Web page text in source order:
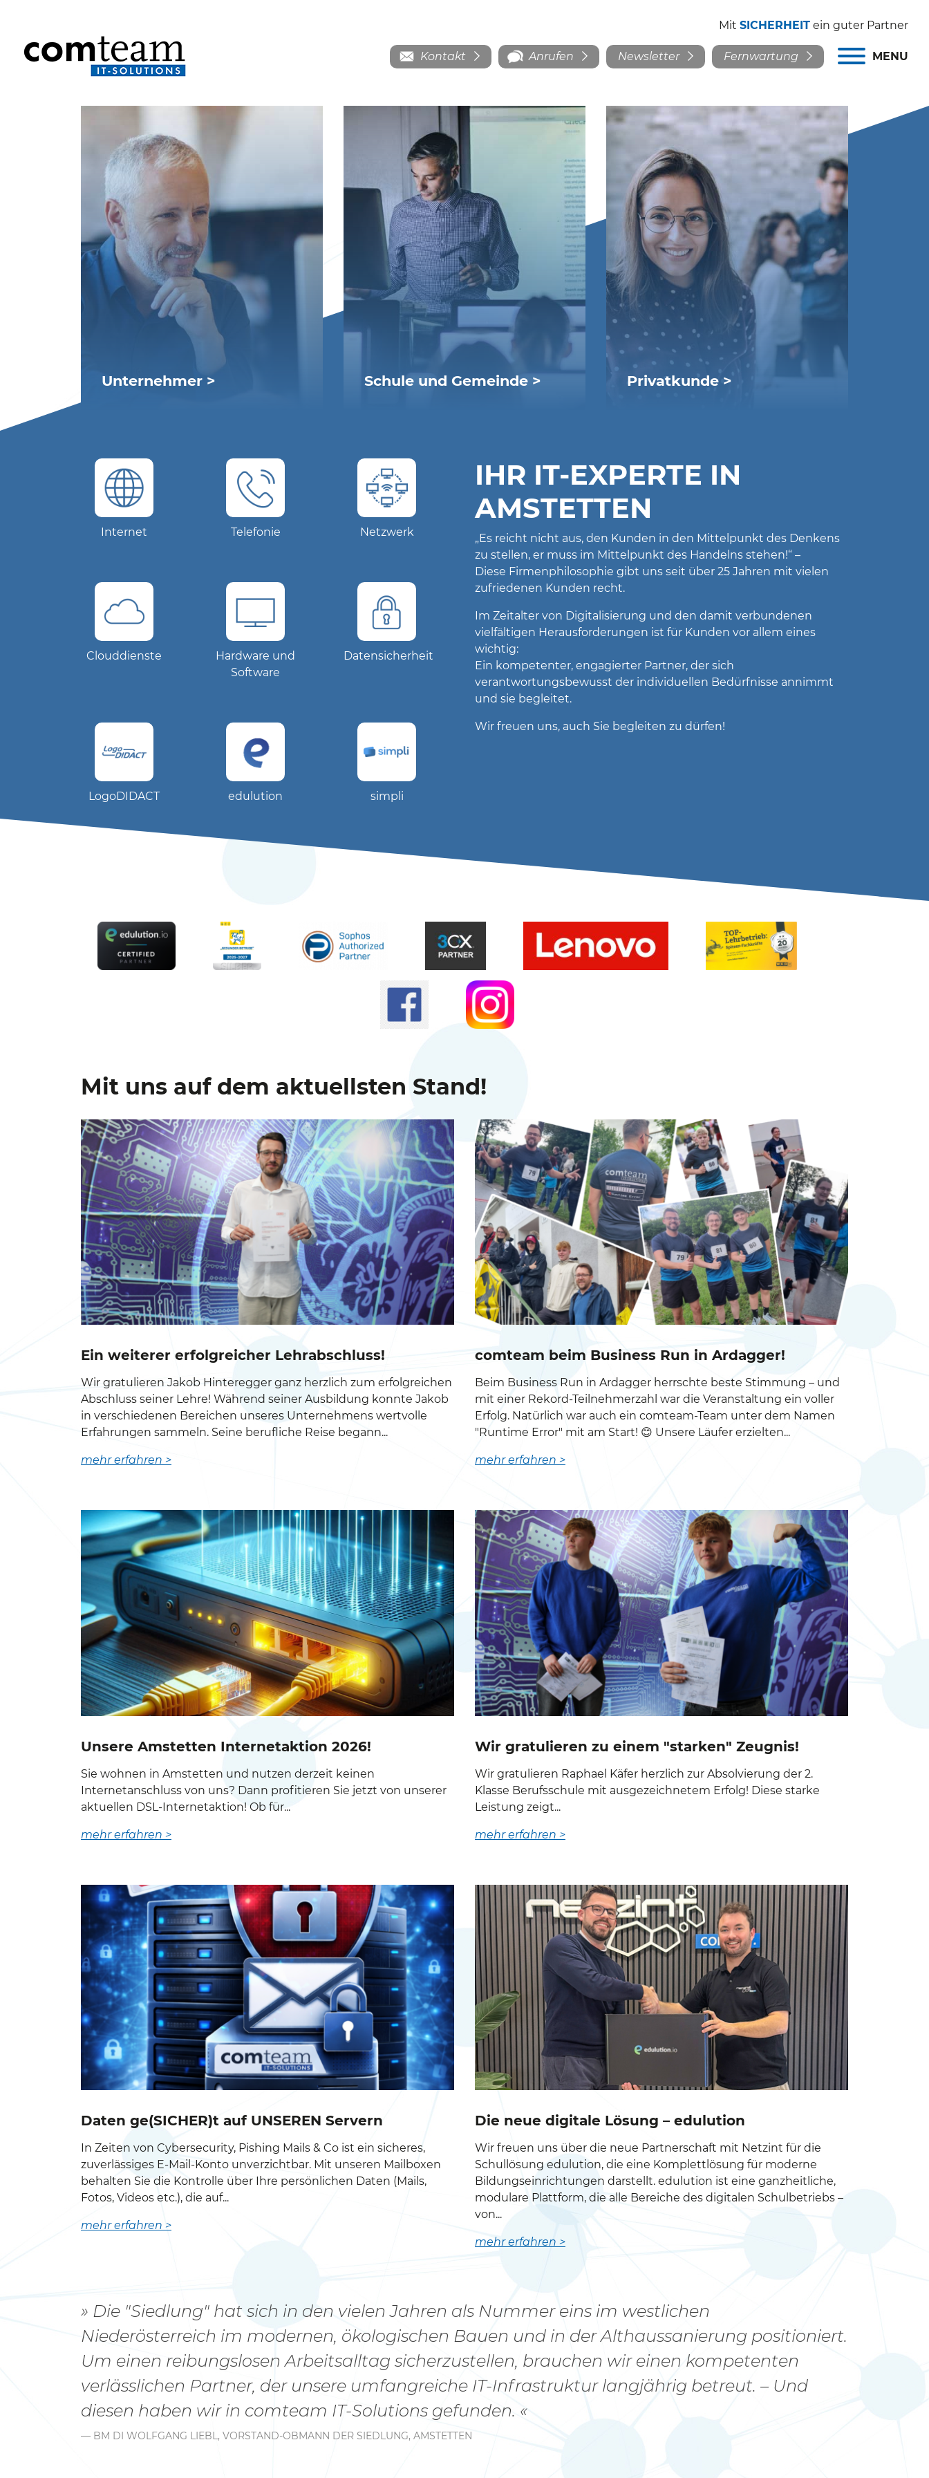
Mit SICHERHEIT ein guter Partner
Kontakt Anrufen Newsletter Fernwartung MENU
Unternehmer >
Internet-Telefonie (VoIP)
Domain- und Webhosting
Beratung und Konzeption
Installation, Betreuung und
Reparatur
Schule und Gemeinde >
Plan
Digitalisierung: Hilfreiche
Produkte
Sichere Schulinfrastruktur:
Protection BOX
Gemeindeinfrastruktur
Privatkunde >
öFIBER-NETZ
Breitband Oberösterreich
Glasfaserinternet Gresten
Glasfaserinternet Neustadtl
Domain- und Webhosting
Lösungen
Installation, Betreuung und
Internet Telefonie Netzwerk
Clouddienste
Hardware und
Software
Datensicherheit
LogoDIDACT edulution simpli
IHR IT-EXPERTE IN
AMSTETTEN
„Es reicht nicht aus, den Kunden in den Mittelpunkt des Denkens
zu stellen, er muss im Mittelpunkt des Handelns stehen!“ –
Diese Firmenphilosophie gibt uns seit über 25 Jahren mit vielen
zufriedenen Kunden recht.
Im Zeitalter von Digitalisierung und den damit verbundenen
vielfältigen Herausforderungen ist für Kunden vor allem eines
wichtig:
Ein kompetenter, engagierter Partner, der sich
verantwortungsbewusst der individuellen Bedürfnisse annimmt
und sie begleitet.
Wir freuen uns, auch Sie begleiten zu dürfen!
Mit uns auf dem aktuellsten Stand!
Ein weiterer erfolgreicher Lehrabschluss!
Wir gratulieren Jakob Hinteregger ganz herzlich zum erfolgreichen
Abschluss seiner Lehre! Während seiner Ausbildung konnte Jakob
in verschiedenen Bereichen unseres Unternehmens wertvolle
Erfahrungen sammeln. Seine berufliche Reise begann...
mehr erfahren >
comteam beim Business Run in Ardagger!
Beim Business Run in Ardagger herrschte beste Stimmung – und
mit einer Rekord-Teilnehmerzahl war die Veranstaltung ein voller
Erfolg. Natürlich war auch ein comteam-Team unter dem Namen
"Runtime Error" mit am Start! 😊 Unsere Läufer erzielten...
mehr erfahren >
Unsere Amstetten Internetaktion 2026!
Sie wohnen in Amstetten und nutzen derzeit keinen
Internetanschluss von uns? Dann profitieren Sie jetzt von unserer
aktuellen DSL-Internetaktion! Ob für...
mehr erfahren >
Wir gratulieren zu einem "starken" Zeugnis!
Wir gratulieren Raphael Käfer herzlich zur Absolvierung der 2.
Klasse Berufsschule mit ausgezeichnetem Erfolg! Diese starke
Leistung zeigt...
mehr erfahren >
Daten ge(SICHER)t auf UNSEREN Servern
In Zeiten von Cybersecurity, Pishing Mails & Co ist ein sicheres,
zuverlässiges E-Mail-Konto unverzichtbar. Mit unseren Mailboxen
behalten Sie die Kontrolle über Ihre persönlichen Daten (Mails,
Fotos, Videos etc.), die auf...
mehr erfahren >
Die neue digitale Lösung – edulution
Wir freuen uns über die neue Partnerschaft mit Netzint für die
Schullösung edulution, die eine Komplettlösung für moderne
Bildungseinrichtungen darstellt. edulution ist eine ganzheitliche,
modulare Plattform, die alle Bereiche des digitalen Schulbetriebs –
von...
mehr erfahren >
Die "Siedlung" hat sich in den vielen Jahren als Nummer eins im westlichen
Niederösterreich im modernen, ökologischen Bauen und in der Althaussanierung positioniert.
Um einen reibungslosen Arbeitsalltag sicherzustellen, brauchen wir einen kompetenten
verlässlichen Partner, der unsere umfangreiche IT-Infrastruktur langjährig betreut. – Und
diesen haben wir in comteam IT-Solutions gefunden.
— BM DI WOLFGANG LIEBL, VORSTAND-OBMANN DER SIEDLUNG, AMSTETTEN